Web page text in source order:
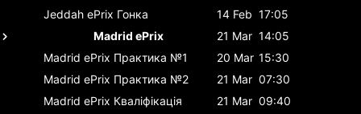
Jeddah ePrix Гонка 14 Feb 17:05
Madrid ePrix
21 Mar 14:05
Madrid ePrix Практика №1 20 Mar 15:30
Madrid ePrix Практика №2 21 Mar 07:30
Madrid ePrix Кваліфікація 21 Mar 09:40